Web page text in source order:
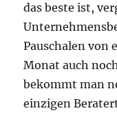
das beste ist,
Pauschalen von
Monat auch
bekommt man
einzigen